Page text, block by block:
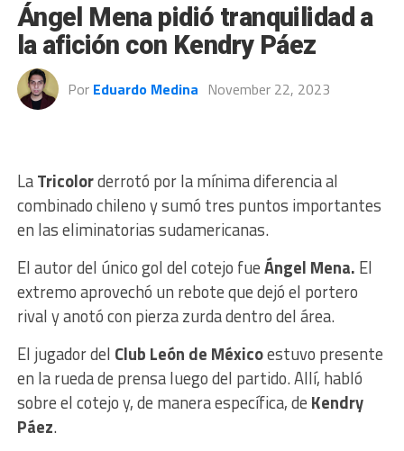
Ángel Mena pidió tranquilidad a
la afición con Kendry Páez
Por Eduardo Medina November 22, 2023
LaTricolorderrotó por la mínima diferencia al
combinado chileno y sumó tres puntos importantes
en las eliminatorias sudamericanas.
El autor del único gol del cotejo fueÁngel Mena. El
extremo aprovechó un rebote que dejó el portero
rival y anotó con pierza zurda dentro del área.
El jugador del Club León de Méxicoestuvo presente
en la rueda de prensa luego del partido. Allí, habló
sobre el cotejo y, de manera específica, de Kendry
Páez.